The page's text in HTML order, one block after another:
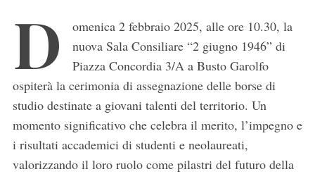
D
omenica 2 febbraio 2025, alle ore 10.30, la
nuova Sala Consiliare “2 giugno 1946” di
Piazza Concordia 3/A a Busto Garolfo
ospiterà la cerimonia di assegnazione delle borse di
studio destinate a giovani talenti del territorio. Un
momento significativo che celebra il merito, l’impegno e
i risultati accademici di studenti e neolaureati,
valorizzando il loro ruolo come pilastri del futuro della